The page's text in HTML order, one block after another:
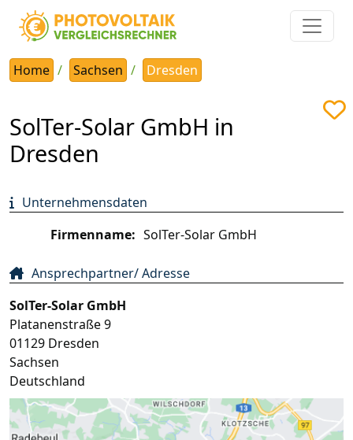
Home Sachsen Dresden
SolTer-Solar GmbH in
Dresden
Unternehmensdaten
Firmenname: SolTer-Solar GmbH
Ansprechpartner/ Adresse
SolTer-Solar GmbH
Platanenstraße 9
01129 Dresden
Sachsen
Deutschland